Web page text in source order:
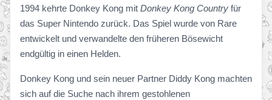
1994 kehrte Donkey Kong mit Donkey Kong Country für
das Super Nintendo zurück. Das Spiel wurde von Rare
entwickelt und verwandelte den früheren Bösewicht
endgültig in einen Helden.
Donkey Kong und sein neuer Partner Diddy Kong machten
sich auf die Suche nach ihrem gestohlenen